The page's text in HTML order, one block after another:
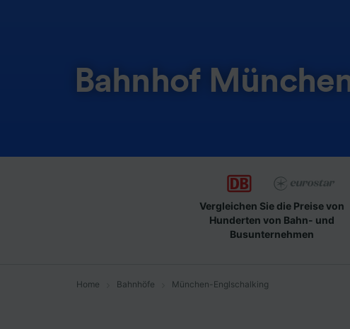
Bahnhof
Vergleichen Sie die Preise von
Hunderten von Bahn- und
Busunternehmen
Home Bahnhöfe München-Englschalking